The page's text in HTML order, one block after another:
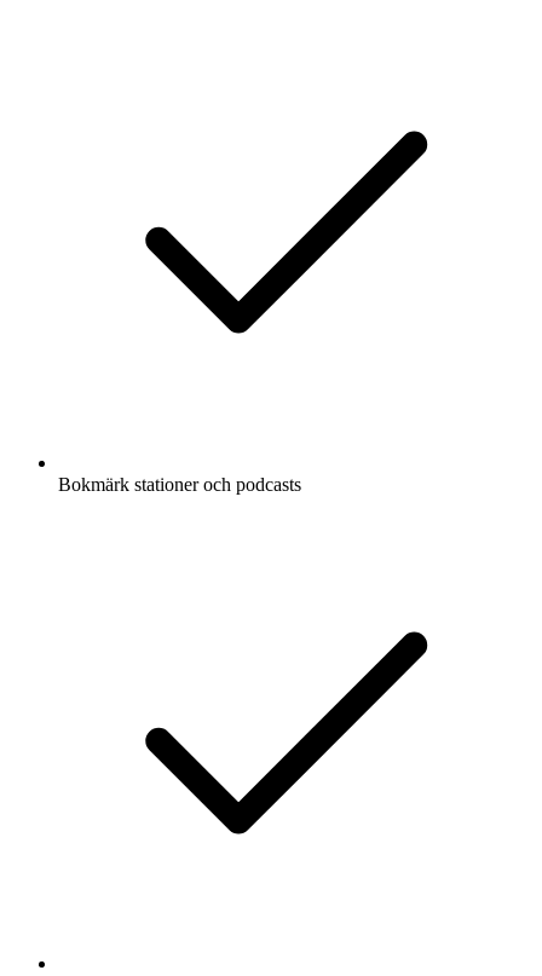
Bokmärk stationer och podcasts